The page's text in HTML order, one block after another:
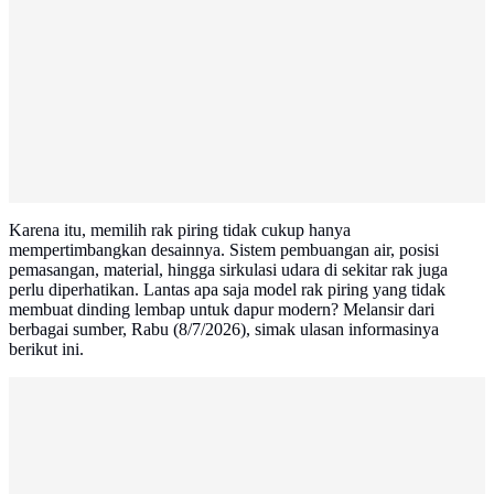
Karena itu, memilih rak piring tidak cukup hanya
mempertimbangkan desainnya. Sistem pembuangan air, posisi
pemasangan, material, hingga sirkulasi udara di sekitar rak juga
perlu diperhatikan. Lantas apa saja model rak piring yang tidak
membuat dinding lembap untuk dapur modern? Melansir dari
berbagai sumber, Rabu (8/7/2026), simak ulasan informasinya
berikut ini.